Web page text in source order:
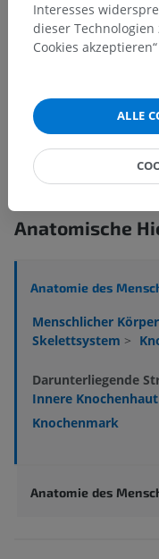
Anatomische
Anatomie des
Menschlicher Körper
Skelettsystem >
Darunterliegende
Innere Knochenhaut
Knochenmark
Anatomie des
Interesses
dieser
Cookies
ALLE